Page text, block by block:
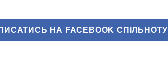
НА FACEBOOK СПІЛЬНОТУ